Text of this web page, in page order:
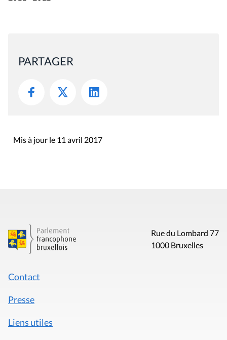
PARTAGER
Mis à jour le 11 avril 2017
Rue du Lombard 77
1000 Bruxelles
Contact
Presse
Liens utiles